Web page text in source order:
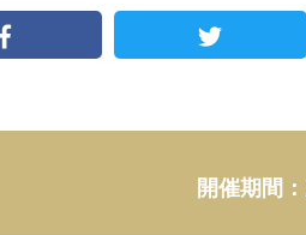
開催期間：